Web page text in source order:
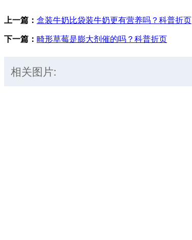
上一篇： 盒装牛奶比袋装牛奶更有营养吗？科普折页
下一篇： 畸形草莓是膨大剂催的吗？科普折页
相关图片: